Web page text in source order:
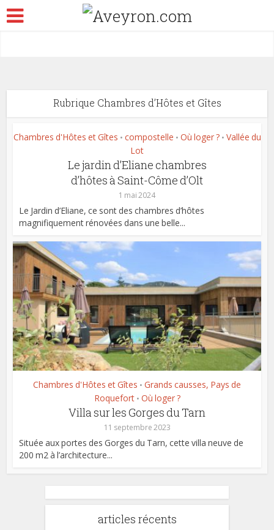
Rubrique Chambres d’Hôtes et Gîtes
Chambres d'Hôtes et Gîtes • compostelle • Où loger ? • Vallée du
Lot
Le jardin d’Eliane chambres
d’hôtes à Saint-Côme d’Olt
1 mai 2024
Le Jardin d’Eliane, ce sont des chambres d’hôtes
magnifiquement rénovées dans une belle...
Chambres d'Hôtes et Gîtes • Grands causses, Pays de
Roquefort • Où loger ?
Villa sur les Gorges du Tarn
11 septembre 2023
Située aux portes des Gorges du Tarn, cette villa neuve de
200 m2 à l’architecture...
articles récents